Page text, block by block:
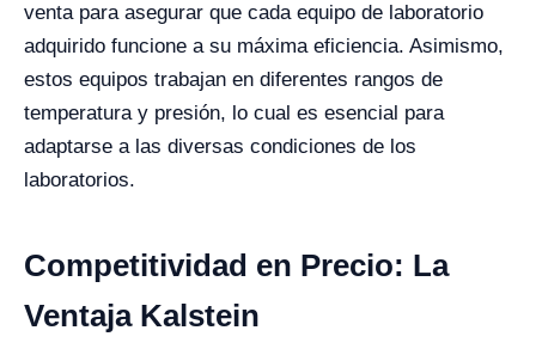
venta para asegurar que cada equipo de laboratorio
adquirido funcione a su máxima eficiencia. Asimismo,
estos equipos trabajan en diferentes rangos de
temperatura y presión, lo cual es esencial para
adaptarse a las diversas condiciones de los
laboratorios.
Competitividad en Precio: La
Ventaja Kalstein